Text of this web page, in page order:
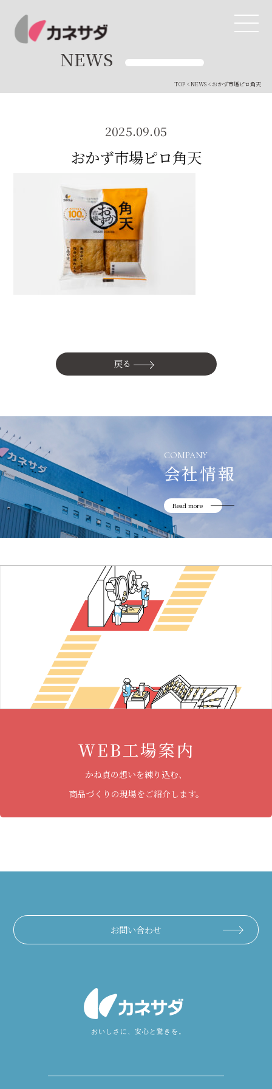
TOP
生産体制
美味しい安心
商品・開発
品質管理
直営店
かね貞の歴史
リニューアル中
NEWS
TOP<NEWS< おかず市場ピロ角天
2025.09.05
おかず市場ピロ角天
戻る
COMPANY
会社情報
Read more
WEB工場案内
かね貞の想いを練り込む、
商品づくりの現場をご紹介します。
お問い合わせ